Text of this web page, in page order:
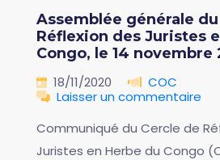
Assemblée générale
Réflexion des Juristes
Congo, le 14 novembre
18/11/2020
COC
Laisser un commentaire
Communiqué du Cercle de
Juristes en Herbe du Congo